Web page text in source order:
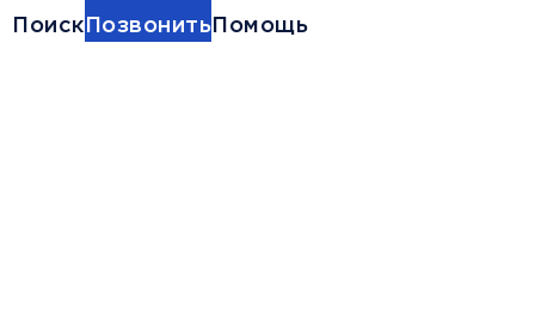
ПоискПозвонитьПомощь